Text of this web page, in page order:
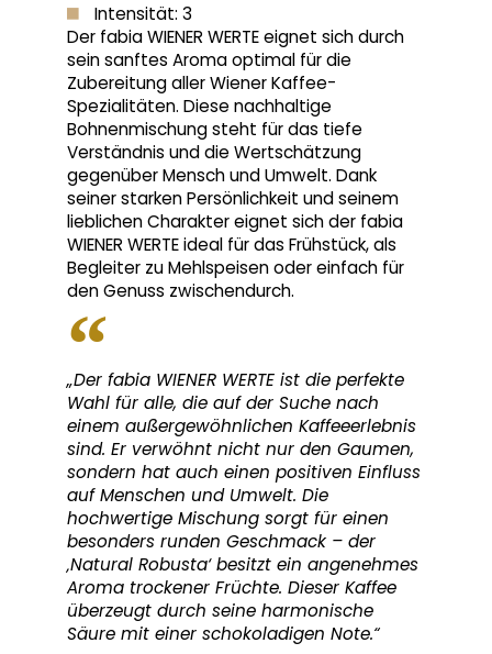
Intensität: 3
Der fabia WIENER WERTE eignet sich durch
sein sanftes Aroma optimal für die
Zubereitung aller Wiener Kaffee-
Spezialitäten. Diese nachhaltige
Bohnenmischung steht für das tiefe
Verständnis und die Wertschätzung
gegenüber Mensch und Umwelt. Dank
seiner starken Persönlichkeit und seinem
lieblichen Charakter eignet sich der fabia
WIENER WERTE ideal für das Frühstück, als
Begleiter zu Mehlspeisen oder einfach für
den Genuss zwischendurch.
„Der fabia WIENER WERTE ist die perfekte
Wahl für alle, die auf der Suche nach
einem außergewöhnlichen Kaffeeerlebnis
sind. Er verwöhnt nicht nur den Gaumen,
sondern hat auch einen positiven Einfluss
auf Menschen und Umwelt. Die
hochwertige Mischung sorgt für einen
besonders runden Geschmack – der
‚Natural Robusta‘ besitzt ein angenehmes
Aroma trockener Früchte. Dieser Kaffee
überzeugt durch seine harmonische
Säure mit einer schokoladigen Note.“